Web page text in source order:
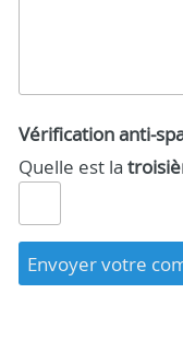
Vérification anti-
Quelle est la